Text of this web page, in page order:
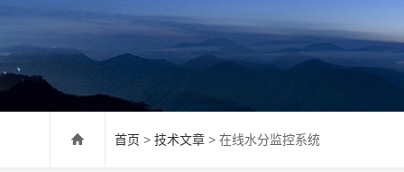
首页 > 技术文章 > 在线水分监控系统